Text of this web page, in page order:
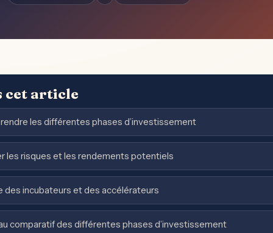
cet article
les différentes phases d’investissement
les risques et les rendements potentiels
des incubateurs et des accélérateurs
comparatif des différentes phases d’investissement